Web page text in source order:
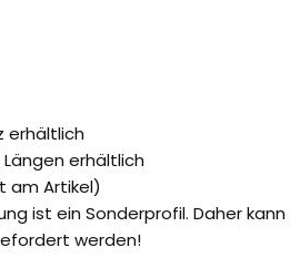
erhältlich
erhältlich
am Artikel)
ist ein Sonderprofil. Daher kann
werden!